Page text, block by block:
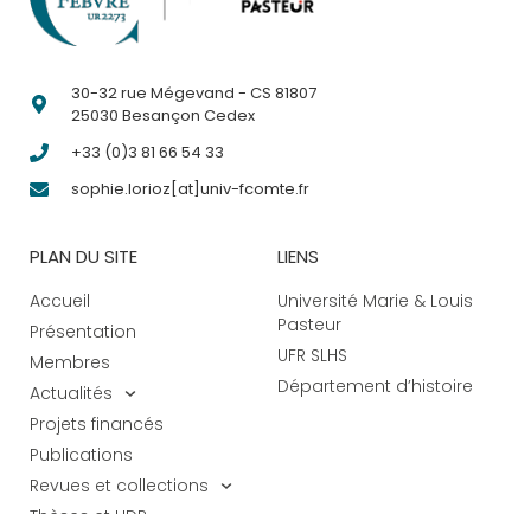
30-32 rue Mégevand - CS 81807
25030 Besançon Cedex
+33 (0)3 81 66 54 33
sophie.lorioz[at]univ-fcomte.fr
PLAN DU SITE
Accueil
Présentation
Membres
Actualités
Projets financés
Publications
Revues et collections
LIENS
Université Marie & Louis
Pasteur
UFR SLHS
Département d’histoire